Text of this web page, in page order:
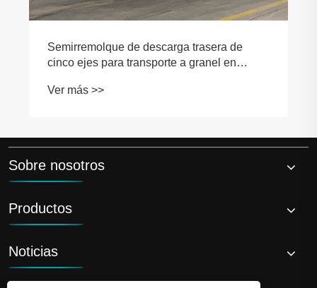
Semirremolque de descarga trasera de
cinco ejes para transporte a granel en
Ver más >>
Sobre nosotros
Productos
Noticias